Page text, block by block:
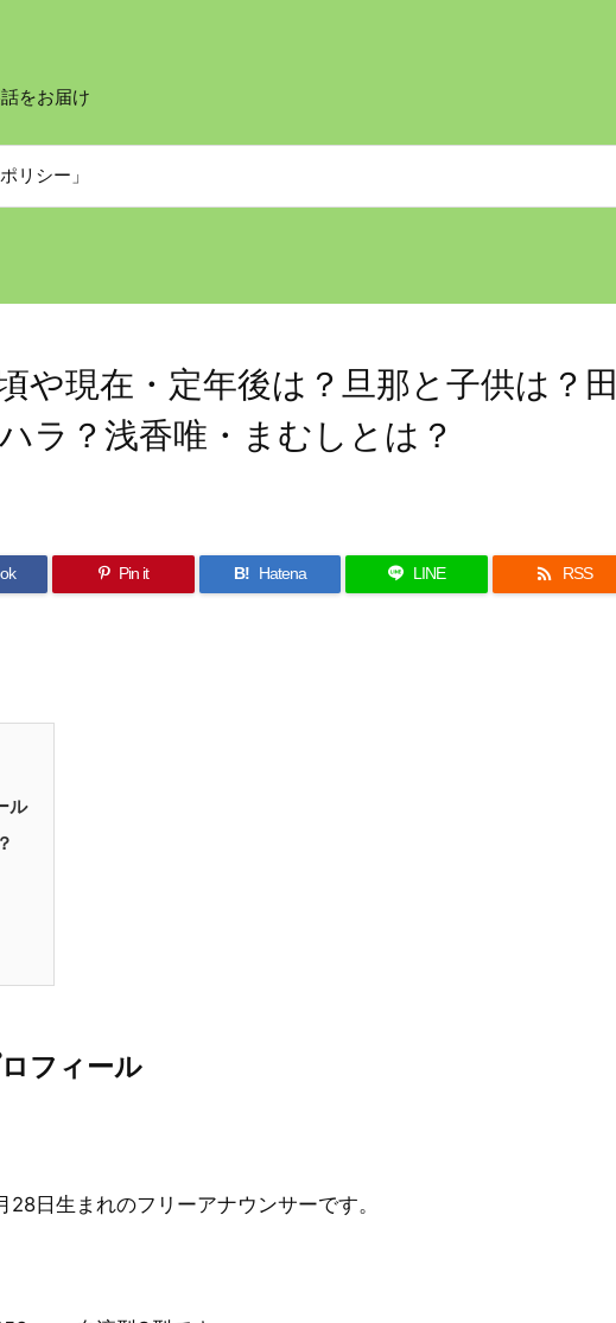
をお届け
リシー」
や現在・定年後は？旦那と子供は？田
ラ？浅香唯・まむしとは？
Pin it B! Hatena LINE  RSS
ル
フィール
日生まれのフリーアナウンサーです。